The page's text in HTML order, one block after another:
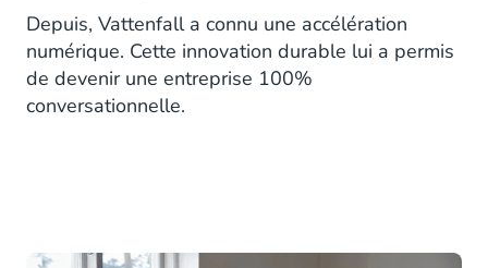
Depuis, Vattenfall a connu une accélération
numérique. Cette innovation durable lui a permis
de devenir une entreprise 100%
conversationnelle.